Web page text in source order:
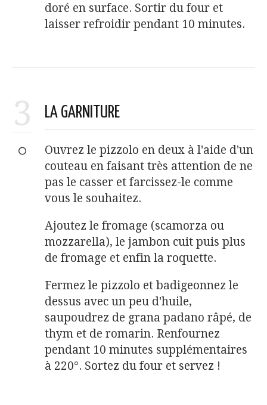
doré en surface. Sortir du four et
laisser refroidir pendant 10 minutes.
3 LA GARNITURE
Ouvrez le pizzolo en deux à l'aide d'un
couteau en faisant très attention de ne
pas le casser et farcissez-le comme
vous le souhaitez.
Ajoutez le fromage (scamorza ou
mozzarella), le jambon cuit puis plus
de fromage et enfin la roquette.
Fermez le pizzolo et badigeonnez le
dessus avec un peu d'huile,
saupoudrez de grana padano râpé, de
thym et de romarin. Renfournez
pendant 10 minutes supplémentaires
à 220°. Sortez du four et servez !